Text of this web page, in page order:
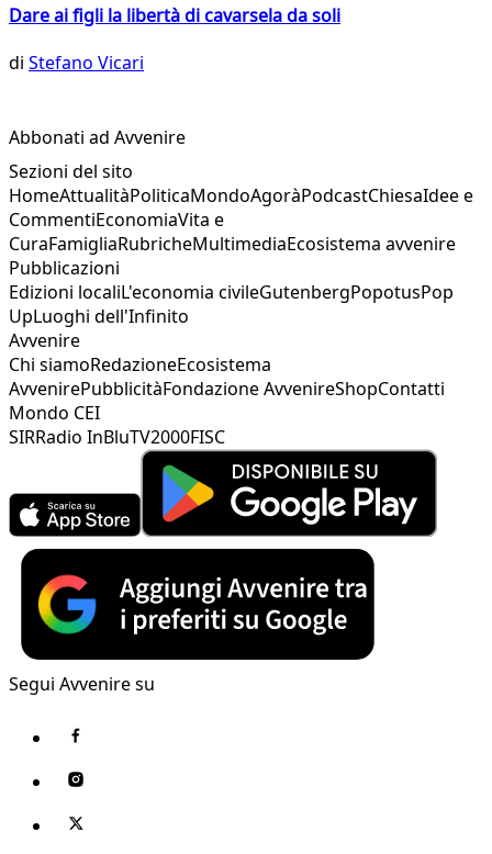
Dare ai figli la libertà di cavarsela da soli
di Stefano Vicari
Abbonati ad Avvenire
Sezioni del sito
HomeAttualitàPoliticaMondoAgoràPodcastChiesaIdee e
CommentiEconomiaVita e
CuraFamigliaRubricheMultimediaEcosistema avvenire
Pubblicazioni
Edizioni localiL'economia civileGutenbergPopotusPop
UpLuoghi dell'Infinito
Avvenire
Chi siamoRedazioneEcosistema
AvvenirePubblicitàFondazione AvvenireShopContatti
Mondo CEI
SIRRadio InBluTV2000FISC
Segui Avvenire su